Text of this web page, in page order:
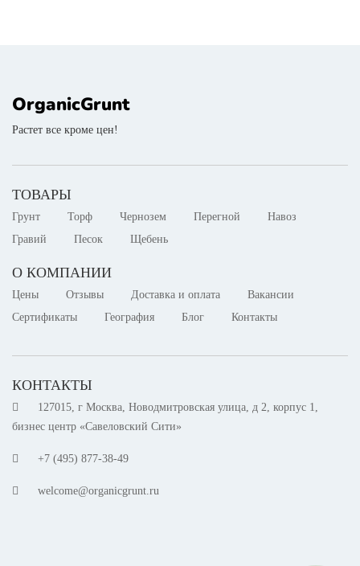
OrganicGrunt
Растет все кроме цен!
ТОВАРЫ
Грунт Торф Чернозем Перегной
Навоз
Гравий
Песок Щебень
О КОМПАНИИ
Цены Отзывы Доставка и оплата
Вакансии
Сертификаты
География Блог Контакты
КОНТАКТЫ
127015, г Москва, Новодмитровская улица, д 2, корпус 1,
бизнес центр «Савеловский Сити»
+7 (495) 001-47-01
welcome@organicgrunt.ru